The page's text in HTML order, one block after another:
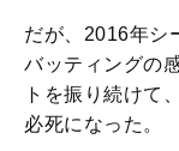
だが、2016年シ
バッティングの
トを振り続けて
必死になった。